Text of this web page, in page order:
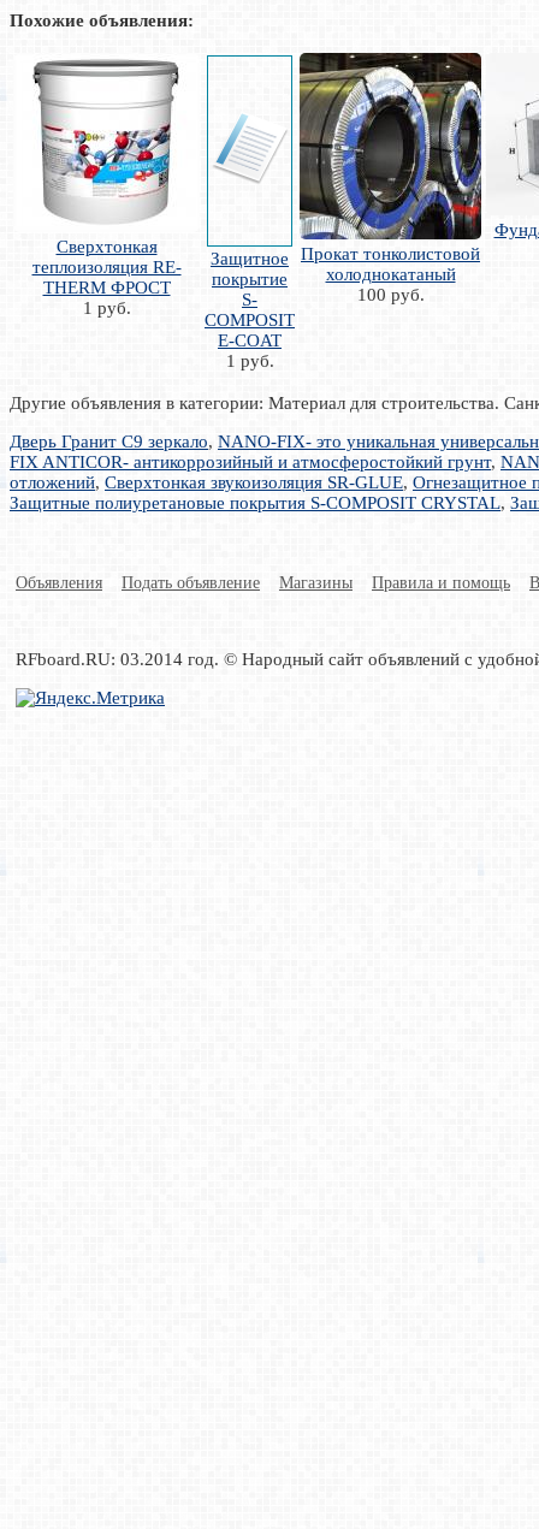
Похожие объявления:
Сверхтонкая
теплоизоляция RE-
THERM ФРОСТ
1 руб.
Защитное
покрытие
S-
COMPOSIT
E-COAT
1 руб.
Прокат тонколистовой
холоднокатаный
100 руб.
Другие объявления в категории: Материал для строительства.
Дверь Гранит С9 зеркало, NANO-FIX- это уникальная
FIX ANTICOR- антикоррозийный и атмосферостойкий грунт,
отложений, Сверхтонкая звукоизоляция SR-GLUE, Огнезащитное
Защитные полиуретановые покрытия S-COMPOSIT CRYSTAL,
Объявления Подать объявление Магазины Правила и помощь
RFboard.RU: 03.2014 год. © Народный сайт объявлений с